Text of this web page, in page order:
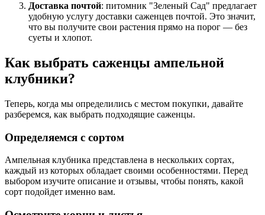
Доставка почтой: питомник "Зеленый Сад" предлагает
удобную услугу доставки саженцев почтой. Это значит,
что вы получите свои растения прямо на порог — без
суеты и хлопот.
Как выбрать саженцы ампельной
клубники?
Теперь, когда мы определились с местом покупки, давайте
разберемся, как выбрать подходящие саженцы.
Определяемся с сортом
Ампельная клубника представлена в нескольких сортах,
каждый из которых обладает своими особенностями. Перед
выбором изучите описание и отзывы, чтобы понять, какой
сорт подойдет именно вам.